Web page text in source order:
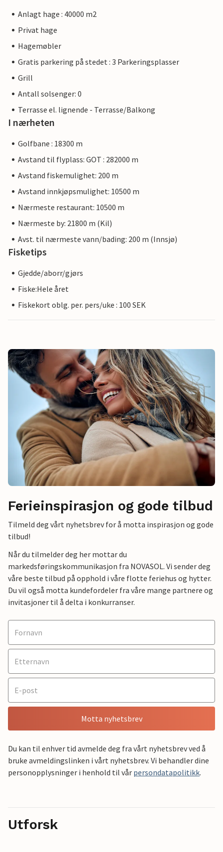
Anlagt hage : 40000 m2
Privat hage
Hagemøbler
Gratis parkering på stedet : 3 Parkeringsplasser
Grill
Antall solsenger: 0
Terrasse el. lignende - Terrasse/Balkong
I nærheten
Golfbane : 18300 m
Avstand til flyplass: GOT : 282000 m
Avstand fiskemulighet: 200 m
Avstand innkjøpsmulighet: 10500 m
Nærmeste restaurant: 10500 m
Nærmeste by: 21800 m (Kil)
Avst. til nærmeste vann/bading: 200 m (Innsjø)
Fisketips
Gjedde/aborr/gjørs
Fiske:Hele året
Fiskekort oblg. per. pers/uke : 100 SEK
Ferieinspirasjon og gode tilbud
Tilmeld deg vårt nyhetsbrev for å motta inspirasjon og gode
tilbud!
Når du tilmelder deg her mottar du
markedsføringskommunikasjon fra NOVASOL. Vi sender deg
våre beste tilbud på opphold i våre flotte feriehus og hytter.
Du vil også motta kundefordeler fra våre mange partnere og
invitasjoner til å delta i konkurranser.
Motta nyhetsbrev
Du kan til enhver tid avmelde deg fra vårt nyhetsbrev ved å
bruke avmeldingslinken i vårt nyhetsbrev. Vi behandler dine
personopplysninger i henhold til vår persondatapolitikk.
Utforsk